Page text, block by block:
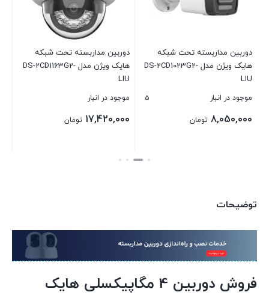
دوربین مداربسته تحت شبکه
هایک ویژن مدل DS-2CD1023G2-
LIU
موجود در انبار 5
8,050,000 تومان
دوربین مداربسته تحت شبکه
هایک ویژن مدل DS-2CD1163G2-
LIU
موجود در انبار
17,420,000 تومان
بستن
توضیحات
فروش دوربین 4 مگاپیکسلی هایک